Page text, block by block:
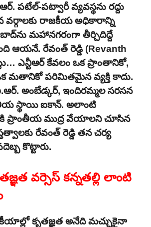
పటేల్-పట్వారీ వ్యవస్థను రద్దు
వర్గాలకు రాజకీయ అధికారాన్ని
మహానగరంగా తీర్చిదిద్దే
ఆయనే. రేవంత్ రెడ్డి (Revanth
ఎన్టీఆర్ కేవలం ఒక ప్రాంతానికో,
మతానికో పరిమితమైన వ్యక్తి కాదు.
అంబేడ్కర్, ఇందిరమ్మల సరసన
స్థాయి ఐకాన్. అలాంటి
ముద్ర వేయాలని చూసిన
రేవంత్ రెడ్డి తన చర్య
కొట్టారు.
వర్సెస్ కన్నతల్లి లాంటి
కృతజ్ఞత అనేది మచ్చుకైనా